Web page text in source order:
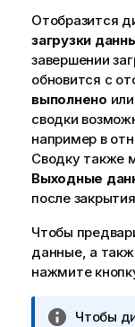
Отобразится
загрузки
завершении
обновится с
выполнено или
сводки
например в
Сводку также
Выходные
после
Чтобы
данные, а
нажмите
П
Чтобы